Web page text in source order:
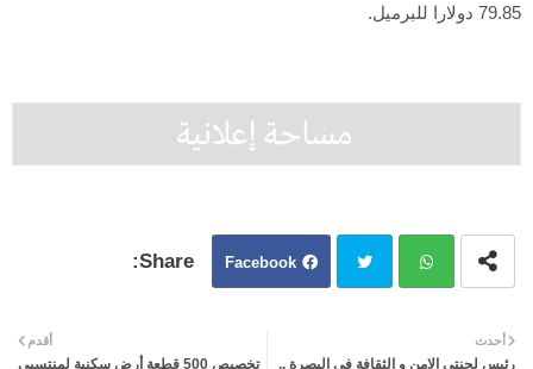
79.85 دولارا للبرميل.
Facebook
أحدث
رئيس لجنتي الامن و الثقافة في البصرة ..
أقدم
تخصيص 500 قطعة أرض سكنية لمنتسبي